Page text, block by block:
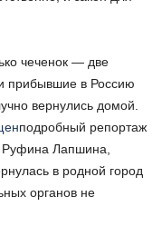
чеченок — две
прибывшие в Россию
вернулись домой.
подробный репортаж
Лапшина,
в родной город
органов не